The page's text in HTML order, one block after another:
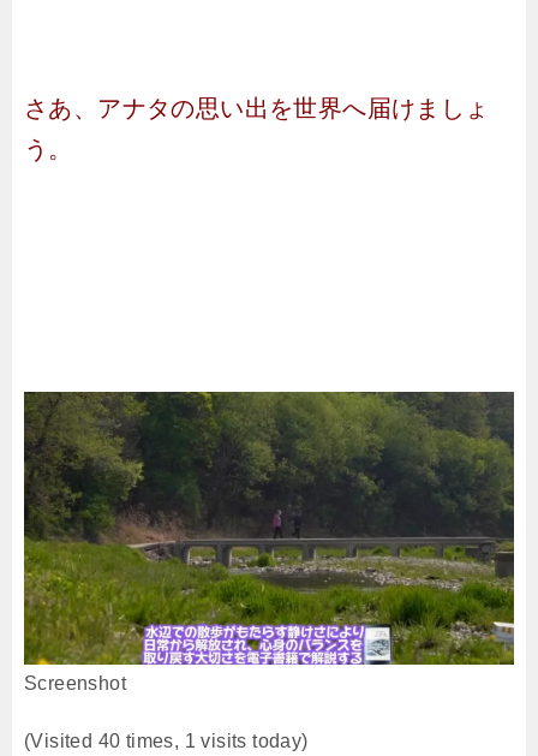
さあ、アナタの思い出を世界へ届けましょ
う。
Screenshot
(Visited 40 times, 1 visits today)